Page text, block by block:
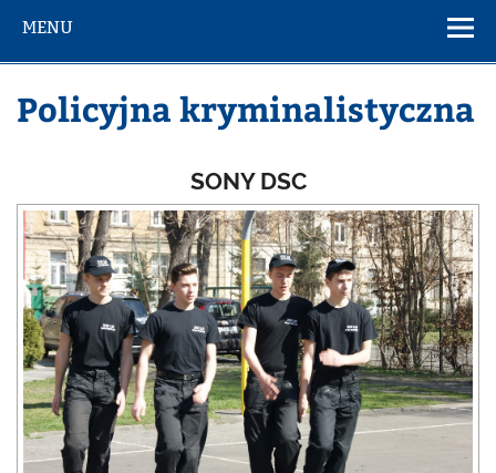
MENU
Policyjna kryminalistyczna
SONY DSC